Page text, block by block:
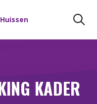
Huissen
KADER